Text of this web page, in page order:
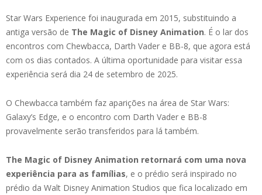
Star Wars Experience foi inaugurada em 2015, substituindo a
antiga versão de The Magic of Disney Animation. É o lar dos
encontros com Chewbacca, Darth Vader e BB-8, que agora está
com os dias contados. A última oportunidade para visitar essa
experiência será dia 24 de setembro de 2025.
O Chewbacca também faz aparições na área de Star Wars:
Galaxy’s Edge, e o encontro com Darth Vader e BB-8
provavelmente serão transferidos para lá também.
The Magic of Disney Animation retornará com uma nova
experiência para as famílias, e o prédio será inspirado no
prédio da Walt Disney Animation Studios que fica localizado em